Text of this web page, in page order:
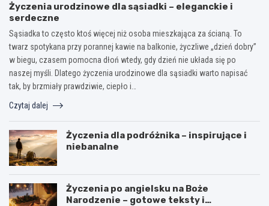
Życzenia urodzinowe dla sąsiadki – eleganckie i
serdeczne
Sąsiadka to często ktoś więcej niż osoba mieszkająca za ścianą. To
twarz spotykana przy porannej kawie na balkonie, życzliwe „dzień dobry”
w biegu, czasem pomocna dłoń wtedy, gdy dzień nie układa się po
naszej myśli. Dlatego życzenia urodzinowe dla sąsiadki warto napisać
tak, by brzmiały prawdziwie, ciepło i…
Czytaj dalej
Życzenia dla podróżnika – inspirujące i
niebanalne
Życzenia po angielsku na Boże
Narodzenie – gotowe teksty i